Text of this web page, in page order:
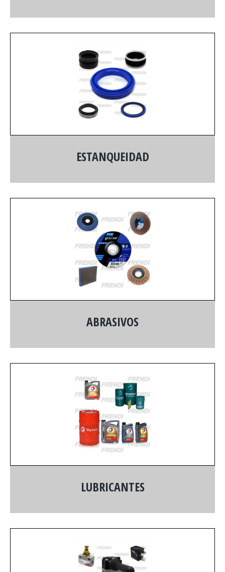
ESTANQUEIDAD
ABRASIVOS
LUBRICANTES